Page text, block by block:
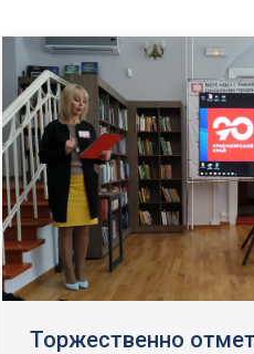
Торжественно